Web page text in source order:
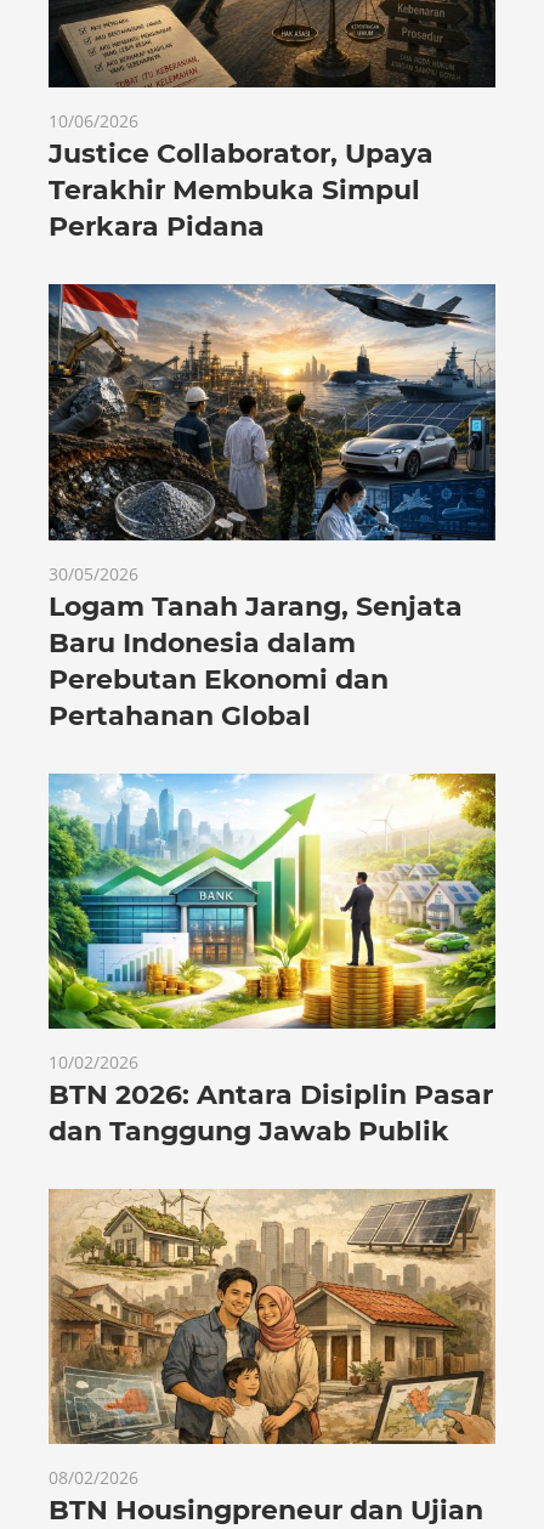
10/06/2026
Justice Collaborator, Upaya
Terakhir Membuka Simpul
Perkara Pidana
30/05/2026
Logam Tanah Jarang, Senjata
Baru Indonesia dalam
Perebutan Ekonomi dan
Pertahanan Global
10/02/2026
BTN 2026: Antara Disiplin Pasar
dan Tanggung Jawab Publik
08/02/2026
BTN Housingpreneur dan Ujian